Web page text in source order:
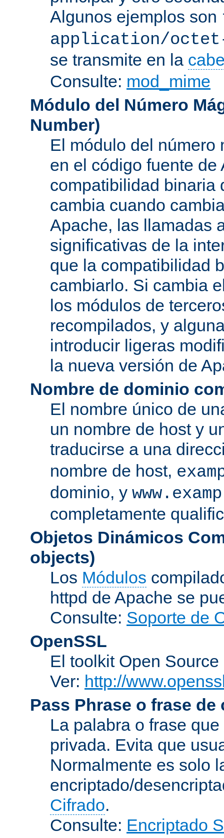
Algunos ejemplos son
application/
se transmite en la
Consulte: mod_mime
Módulo del Número
Number)
El módulo del número
en el código fuente
compatibilidad binaria
cambia cuando
Apache, las llamadas
significativas de la
que la compatibilidad
cambiarlo. Si cambia
los módulos de
recompilados, y
introducir ligeras
la nueva versión de
Nombre de dominio
El nombre único de
un nombre de host y
traducirse a una
nombre de host,
dominio, y
completamente
Objetos Dinámicos
objects)
Los Módulos
httpd de Apache se
Consulte: Soporte de
OpenSSL
El toolkit Open
Ver: http://
Pass Phrase o frase de
La palabra o frase
privada. Evita que
Normalmente es solo
encriptado/
Cifrado.
Consulte: Encriptado